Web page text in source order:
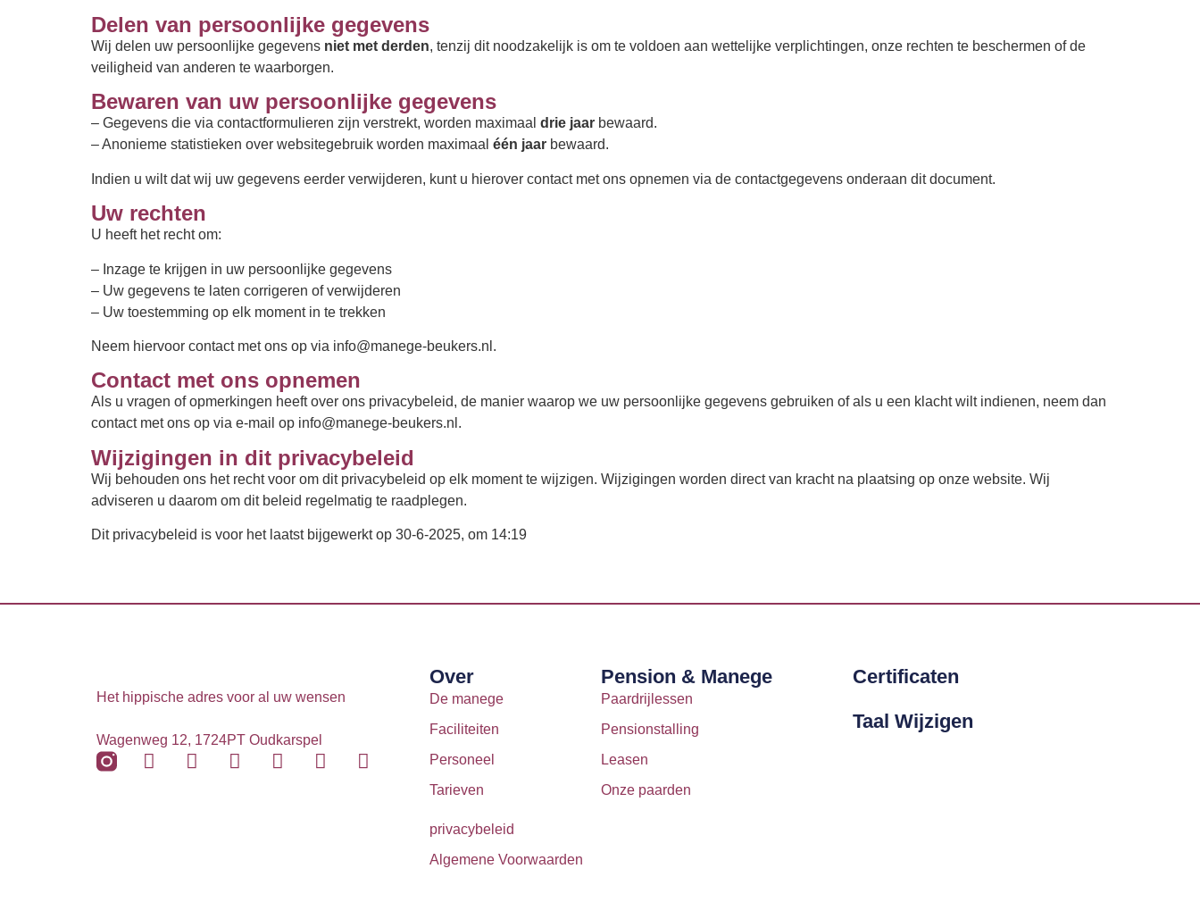
Delen van persoonlijke gegevens
Wij delen uw persoonlijke gegevens niet met derden, tenzij dit noodzakelijk is om te voldoen aan wettelijke verplichtingen, onze rechten te beschermen of de
veiligheid van anderen te waarborgen.
Bewaren van uw persoonlijke gegevens
– Gegevens die via contactformulieren zijn verstrekt, worden maximaal drie jaar bewaard.
– Anonieme statistieken over websitegebruik worden maximaal één jaar bewaard.
Indien u wilt dat wij uw gegevens eerder verwijderen, kunt u hierover contact met ons opnemen via de contactgegevens onderaan dit document.
Uw rechten
U heeft het recht om:
– Inzage te krijgen in uw persoonlijke gegevens
– Uw gegevens te laten corrigeren of verwijderen
– Uw toestemming op elk moment in te trekken
Neem hiervoor contact met ons op via info@manege-beukers.nl .
Contact met ons opnemen
Als u vragen of opmerkingen heeft over ons privacybeleid, de manier waarop we uw persoonlijke gegevens gebruiken of als u een klacht wilt indienen, neem dan
contact met ons op via e-mail op info@manege-beukers.nl.
Wijzigingen in dit privacybeleid
Wij behouden ons het recht voor om dit privacybeleid op elk moment te wijzigen. Wijzigingen worden direct van kracht na plaatsing op onze website. Wij
adviseren u daarom om dit beleid regelmatig te raadplegen.
Dit privacybeleid is voor het laatst bijgewerkt op 30-6-2025, om 14:19
Het hippische adres voor al uw wensen
Wagenweg 12, 1724PT Oudkarspel
Over
De manege
Faciliteiten
Personeel
Tarieven
privacybeleid
Algemene Voorwaarden
Pension & Manege
Paardrijlessen
Pensionstalling
Leasen
Onze paarden
Certificaten
Taal Wijzigen